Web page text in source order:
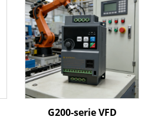
G200-serie VFD